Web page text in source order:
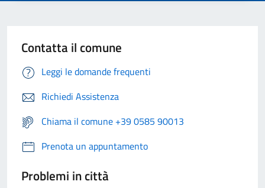
Contatta il comune
Leggi le domande frequenti
Richiedi Assistenza
Chiama il comune +39 0585 90013
Prenota un appuntamento
Problemi in città